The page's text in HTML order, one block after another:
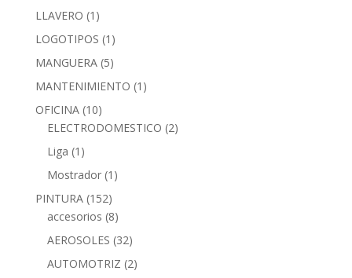
LLAVERO (1)
LOGOTIPOS (1)
MANGUERA (5)
MANTENIMIENTO (1)
OFICINA (10)
ELECTRODOMESTICO (2)
Liga (1)
Mostrador (1)
PINTURA (152)
accesorios (8)
AEROSOLES (32)
AUTOMOTRIZ (2)